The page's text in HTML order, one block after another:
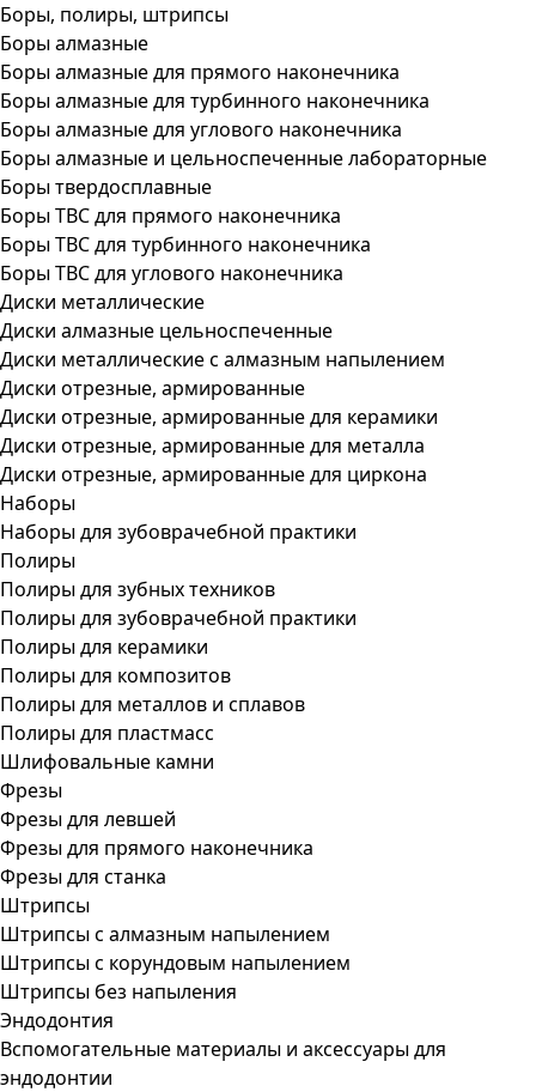
Боры, полиры, штрипсы
Боры алмазные
Боры алмазные для прямого наконечника
Боры алмазные для турбинного наконечника
Боры алмазные для углового наконечника
Боры алмазные и цельноспеченные лабораторные
Боры твердосплавные
Боры ТВС для прямого наконечника
Боры ТВС для турбинного наконечника
Боры ТВС для углового наконечника
Диски металлические
Диски алмазные цельноспеченные
Диски металлические с алмазным напылением
Диски отрезные, армированные
Диски отрезные, армированные для керамики
Диски отрезные, армированные для металла
Диски отрезные, армированные для циркона
Наборы
Наборы для зубоврачебной практики
Полиры
Полиры для зубных техников
Полиры для зубоврачебной практики
Полиры для керамики
Полиры для композитов
Полиры для металлов и сплавов
Полиры для пластмасс
Шлифовальные камни
Фрезы
Фрезы для левшей
Фрезы для прямого наконечника
Фрезы для станка
Штрипсы
Штрипсы c алмазным напылением
Штрипсы c корундовым напылением
Штрипсы без напыления
Эндодонтия
Вспомогательные материалы и аксессуары для
эндодонтии